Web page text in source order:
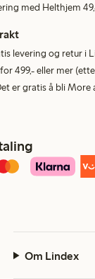
med Helthjem
levering og retur i
499,- eller mer
er gratis å bli
Om Lindex